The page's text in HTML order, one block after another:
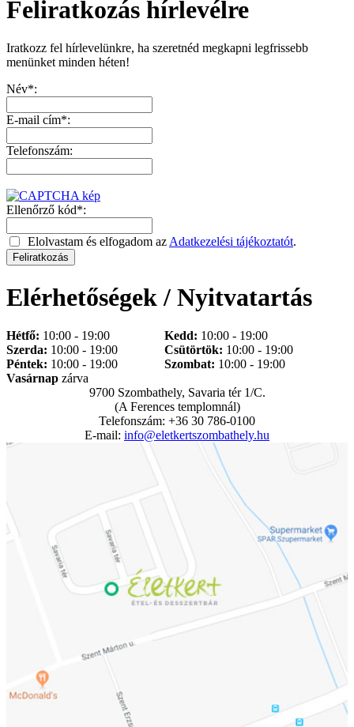
Feliratkozás hírlevélre
Iratkozz fel hírlevelünkre, ha szeretnéd megkapni legfrissebb
menünket minden héten!
Név*:
E-mail cím*:
Telefonszám:
Ellenőrző kód*:
Elolvastam és elfogadom az Adatkezelési tájékoztatót.
Elérhetőségek / Nyitvatartás
Hétfő: 10:00 - 19:00 Kedd: 10:00 - 19:00
Szerda: 10:00 - 19:00 Csütörtök: 10:00 - 19:00
Péntek: 10:00 - 19:00 Szombat: 10:00 - 19:00
Vasárnap zárva
9700 Szombathely, Savaria tér 1/C.
(A Ferences templomnál)
Telefonszám: +36 30 786-0100
E-mail: info@eletkertszombathely.hu